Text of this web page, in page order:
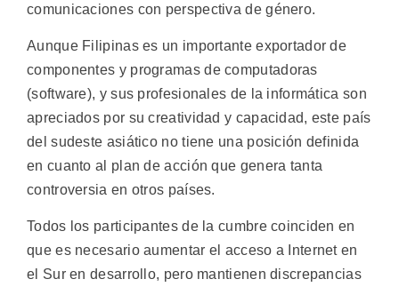
comunicaciones con perspectiva de género.
Aunque Filipinas es un importante exportador de
componentes y programas de computadoras
(software), y sus profesionales de la informática son
apreciados por su creatividad y capacidad, este país
del sudeste asiático no tiene una posición definida
en cuanto al plan de acción que genera tanta
controversia en otros países.
Todos los participantes de la cumbre coinciden en
que es necesario aumentar el acceso a Internet en
el Sur en desarrollo, pero mantienen discrepancias